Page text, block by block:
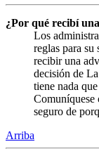
¿Por qué recibí
Los
reglas para su
recibir una
decisión de
tiene nada
Comuníquese
seguro de
Arriba